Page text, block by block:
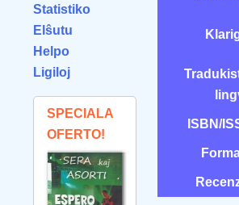
Statistiko
Elŝutu
Helpo
Ligiloj
SPECIALA
OFERTO!
ISBN/